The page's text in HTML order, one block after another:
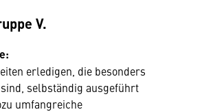
V.
erledigen, die besonders
selbständig ausgeführt
umfangreiche